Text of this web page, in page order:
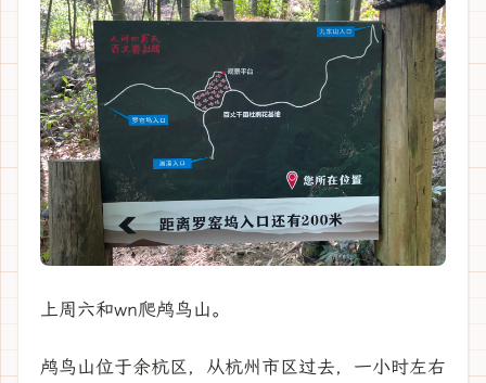
上周六和wn爬鸬鸟山。
鸬鸟山位于余杭区，从杭州市区过去，一小时左右